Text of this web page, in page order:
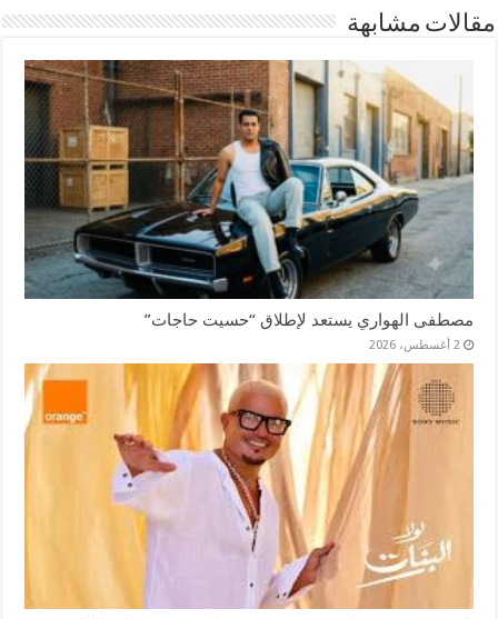
مقالات مشابهة
مصطفى الهواري يستعد لإطلاق “حسيت حاجات”
2 أغسطس، 2026